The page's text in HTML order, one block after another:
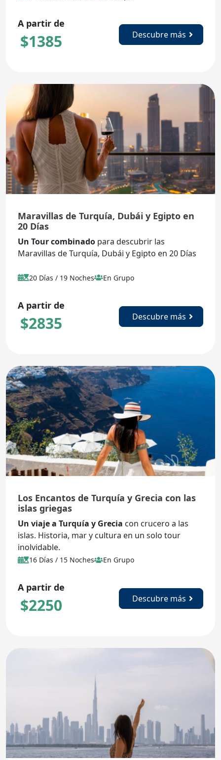
A partir de
$1385 Descubre más
Maravillas de Turquía, Dubái y Egipto en
20 Días
Un Tour combinado para descubrir las
Maravillas de Turquía, Dubái y Egipto en 20 Días
20 Días / 19 Noches En Grupo
A partir de
$2835 Descubre más
Los Encantos de Turquía y Grecia con las
islas griegas
Un viaje a Turquía y Grecia con crucero a las
islas. Historia, mar y cultura en un solo tour
inolvidable.
16 Días / 15 Noches En Grupo
A partir de
$2250 Descubre más